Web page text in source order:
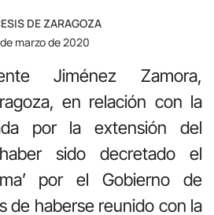
DE ZARAGOZA
marzo de 2020
Jiménez Zamora,
en relación con la
por la extensión del
sido decretado el
por el Gobierno de
de haberse reunido con la